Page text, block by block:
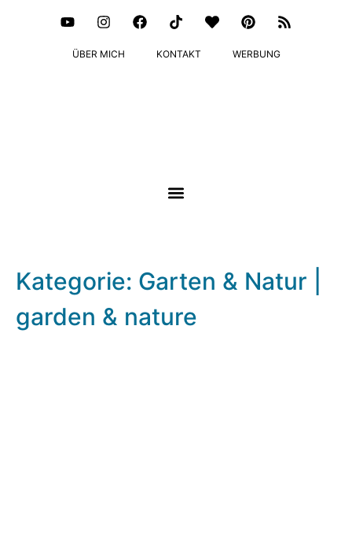
ÜBER MICH KONTAKT WERBUNG
Kategorie: Garten & Natur |
garden & nature